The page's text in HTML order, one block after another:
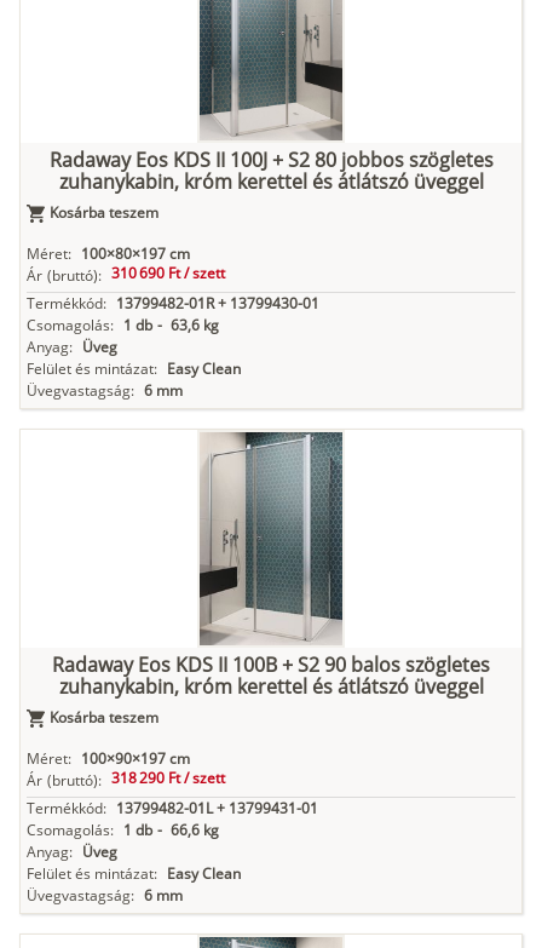
Radaway Eos KDS II 100J + S2 80 jobbos szögletes
zuhanykabin, króm kerettel és átlátszó üveggel
Kosárba teszem
Méret: 100×80×197 cm
Ár (bruttó): 310 690 Ft /szett
Termékkód: 13799482-01R + 13799430-01
Csomagolás: 1 db - 63,6 kg
Anyag: Üveg
Felület és mintázat: Easy Clean
Üvegvastagság: 6 mm
Radaway Eos KDS II 100B + S2 90 balos szögletes
zuhanykabin, króm kerettel és átlátszó üveggel
Kosárba teszem
Méret: 100×90×197 cm
Ár (bruttó): 318 290 Ft /szett
Termékkód: 13799482-01L + 13799431-01
Csomagolás: 1 db - 66,6 kg
Anyag: Üveg
Felület és mintázat: Easy Clean
Üvegvastagság: 6 mm